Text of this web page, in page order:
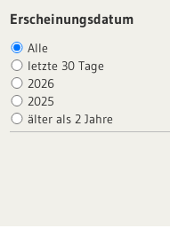
Erscheinungsdatum
Alle
letzte 30 Tage
2026
2025
älter als 2 Jahre